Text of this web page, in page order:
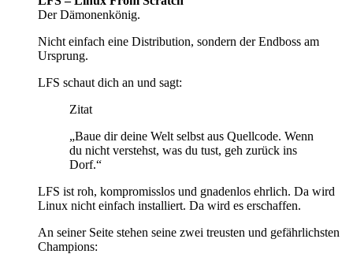
Der Dämonenkönig.
Nicht einfach eine Distribution, sondern der Endboss am
Ursprung.
LFS schaut dich an und sagt:
Zitat
„Baue dir deine Welt selbst aus Quellcode. Wenn
du nicht verstehst, was du tust, geh zurück ins
Dorf.“
LFS ist roh, kompromisslos und gnadenlos ehrlich. Da wird
Linux nicht einfach installiert. Da wird es erschaffen.
An seiner Seite stehen seine zwei treusten und gefährlichsten
Champions: